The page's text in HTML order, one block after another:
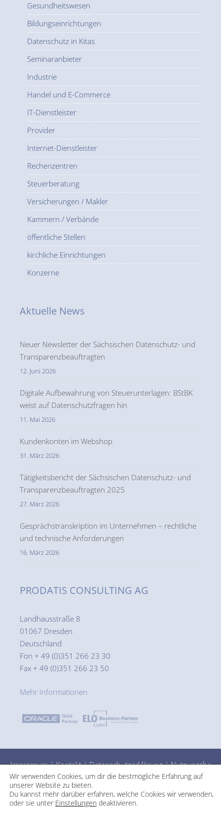
Gesundheitswesen
Bildungseinrichtungen
Datenschutz in Kitas
Seminaranbieter
Industrie
Handel und E-Commerce
IT-Dienstleister
Provider
Internet-Dienstleister
Rechenzentren
Steuerberatung
Versicherungen / Makler
Kammern / Verbände
öffentliche Stellen
kirchliche Einrichtungen
Konzerne
Aktuelle News
Neuer Newsletter der Sächsischen Datenschutz- und
Transparenzbeauftragten
12. Juni 2026
Digitale Aufbewahrung von Steuerunterlagen: BStBK
weist auf Datenschutzfragen hin
11. Mai 2026
Kundenkonten im Webshop
31. März 2026
Tätigkeitsbericht der Sächsischen Datenschutz- und
Transparenzbeauftragten 2025
27. März 2026
Gesprächstranskription im Unternehmen – rechtliche
und technische Anforderungen
16. März 2026
PRODATIS CONSULTING AG
Landhausstraße 8
01067 Dresden
Deutschland
Fon + 49 (0)351 266 23 30
Fax + 49 (0)351 266 23 50
Mehr Informationen
Impressum|Kontakt|Datenschutzerklärung|Nutzungsbe
dingungen
Wir verwenden Cookies, um dir die bestmögliche Erfahrung auf
unserer Website zu bieten.
Du kannst mehr darüber erfahren, welche Cookies wir verwenden,
oder sie unter Einstellungen deaktivieren.